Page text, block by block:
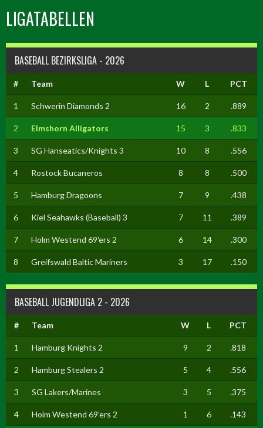
LIGATABELLEN
BASEBALL BEZIRKSLIGA - 2026
# Team W L PCT
1 Schwerin Diamonds 2 16 2 .889
2 Elmshorn Alligators 15 3 .833
3 SG Hanseatics/Knights 3 10 8 .556
4 Rostock Bucaneros 8 8 .500
5 Hamburg Dragoons 7 9 .438
6 Kiel Seahawks (Baseball) 3 7 11 .389
7 Holm Westend 69'ers 2 6 14 .300
8 Greifswald Baltic Mariners 3 17 .150
BASEBALL JUGENDLIGA 2 - 2026
# Team W L PCT
1 Hamburg Knights 2 9 2 .818
2 Hamburg Stealers 2 5 4 .556
3 SG Lakers/Marines 3 5 .375
4 Holm Westend 69'ers 2 1 6 .143